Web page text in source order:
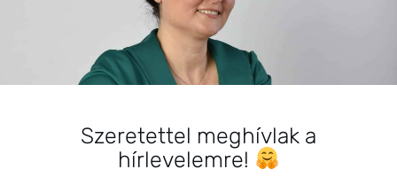
Új egészségmegőrző, szemet és
lelket gyönyörködetető
termékkel bővül a HerbClinic:
Gyógynövényes önsegítő kártya –
Emésztőrendszerünk védelme
Szeretettel meghívlak a
hírlevelemre!